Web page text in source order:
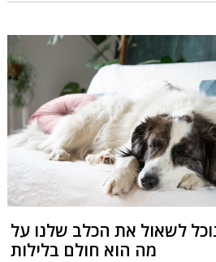
לשאול את הכלב שלנו על
מה הוא חולם בלילות